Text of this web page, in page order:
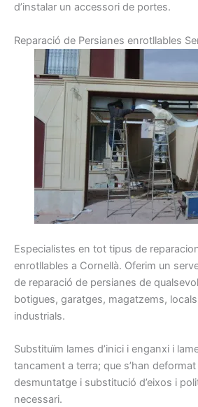
d’instalar un accessori de portes.
Reparació de Persianes enrotllables
Especialistes en tot tipus de
enrotllables a Cornellà. Oferim un
de reparació de persianes de qualsevol
botigues, garatges, magatzems, locals
industrials.
Substituïm lames d’inici i enganxi i
tancament a terra; que s’han deformat
desmuntatge i substitució d’eixos i
necessari.